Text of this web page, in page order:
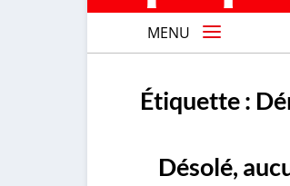
MENU
Étiquette :
Désolé,